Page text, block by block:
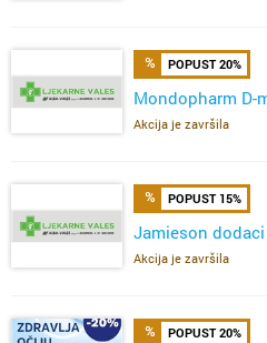
POPUST 20%
Mondopharm D-
Akcija je završila
POPUST 15%
Jamieson
Akcija je završila
POPUST 20%